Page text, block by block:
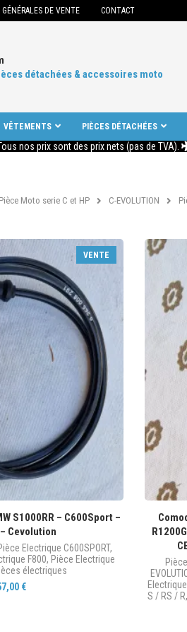
DE VENTE CONTACT
détachées & accessoires moto
VÊTEMENTS PIÈCES DÉTACHÉES
nos prix sont des prix nets (pas de TVA).
Pièce Moto serie C et HP C-EVOLUTION
VENTE
S1000RR – C600Sport –
Cevolution
Electrique C600SPORT,
F800, Pièce Electrique
électriques
€
S / RS / R,